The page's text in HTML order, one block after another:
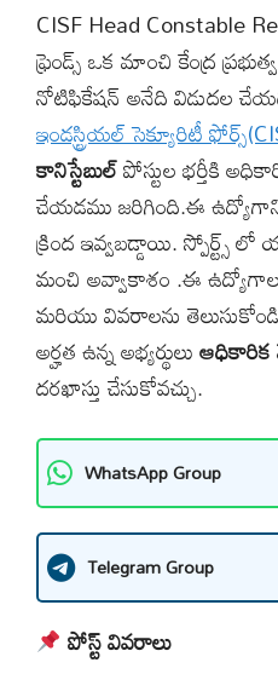
CISF Head Constable
ఫ్రెండ్స్ ఒక మాంచి కేంద్ర
నోటిఫికేషన్ అనేది విడుదల
ఇండస్ట్రియల్ సెక్యూరిటీ
కానిస్టేబుల్పోస్టుల భర్తీకి
చేయడము జరిగింది.ఈ
క్రింద ఇవ్వబడ్డాయి. స్పోర్ట్స్
మంచి అవ్వాకాశం .ఈ
మరియు వివరాలను
అర్హత ఉన్న అభ్యర్థులు
దరఖాస్తు చేసుకోవచ్చు.
WhatsApp Group
Telegram Group
పోస్ట్ వివరాలు